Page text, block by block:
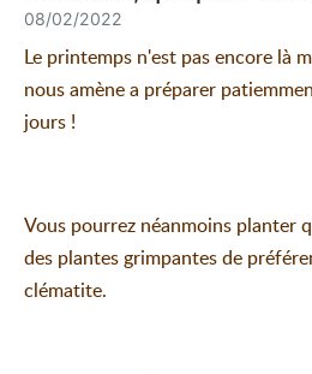
08/02/2022
Le printemps n'est pas encore là
nous amène a préparer
jours !
Vous pourrez néanmoins planter
des plantes grimpantes de
clématite.